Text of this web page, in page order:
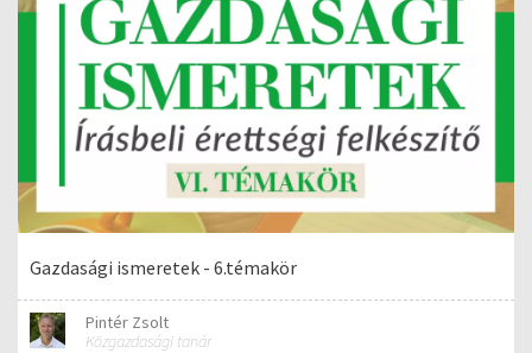
Gazdasági ismeretek - 6.témakör
Pintér Zsolt
Közgazdasági tanár